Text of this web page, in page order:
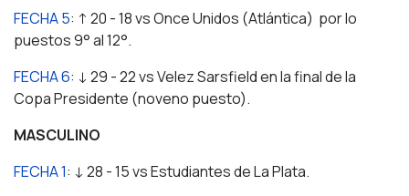
FECHA 5: ↑ 20 - 18 vs Once Unidos (Atlántica) por lo
puestos 9° al 12°.
FECHA 6: ↓ 29 - 22 vs Velez Sarsfield en la final de la
Copa Presidente (noveno puesto).
MASCULINO
FECHA 1: ↓ 28 - 15 vs Estudiantes de La Plata.